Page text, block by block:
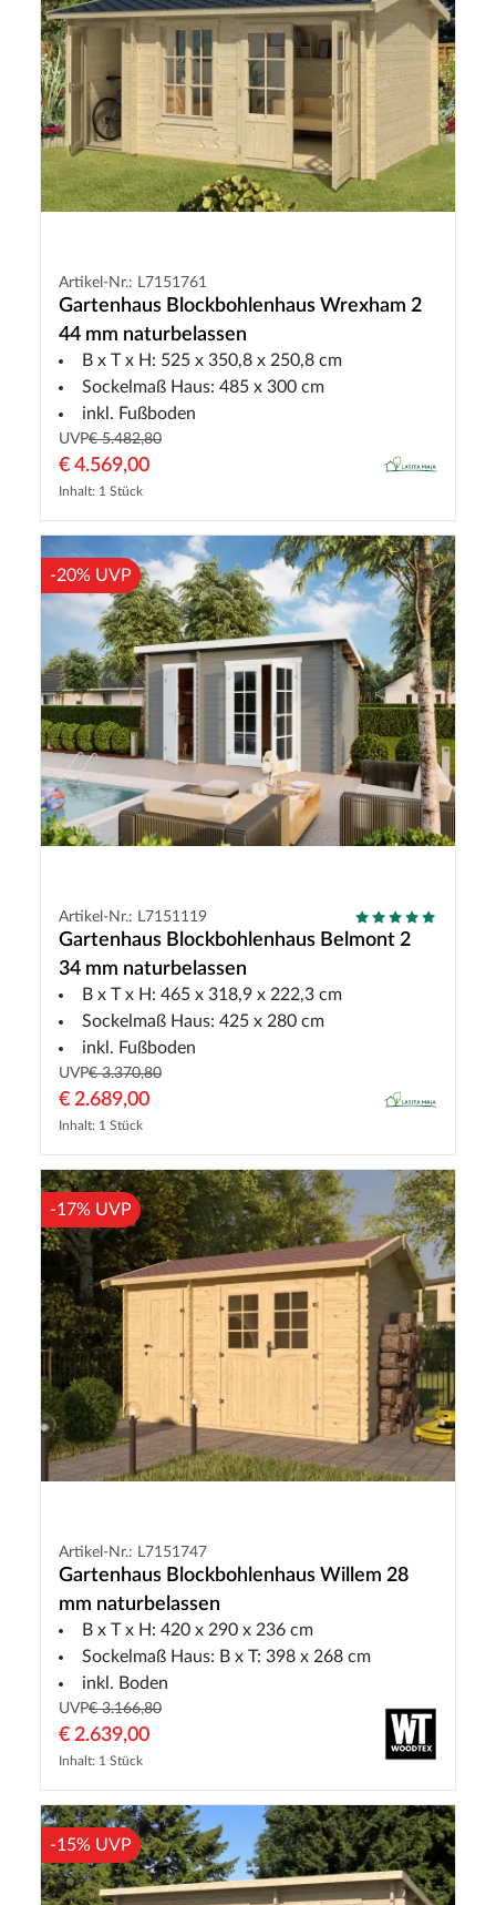
Artikel-Nr.: L7151761
Gartenhaus Blockbohlenhaus Wrexham 2
44 mm naturbelassen
B x T x H: 525 x 350,8 x 250,8 cm
Sockelmaß Haus: 485 x 300 cm
inkl. Fußboden
UVP€ 5.482,80
€ 4.569,00
Inhalt: 1 Stück
-20% UVP
Artikel-Nr.: L7151119
Gartenhaus Blockbohlenhaus Belmont 2
34 mm naturbelassen
B x T x H: 465 x 318,9 x 222,3 cm
Sockelmaß Haus: 425 x 280 cm
inkl. Fußboden
UVP€ 3.370,80
€ 2.689,00
Inhalt: 1 Stück
-17% UVP
Artikel-Nr.: L7151747
Gartenhaus Blockbohlenhaus Willem 28
mm naturbelassen
B x T x H: 420 x 290 x 236 cm
Sockelmaß Haus: B x T: 398 x 268 cm
inkl. Boden
UVP€ 3.166,80
€ 2.639,00
Inhalt: 1 Stück
-15% UVP